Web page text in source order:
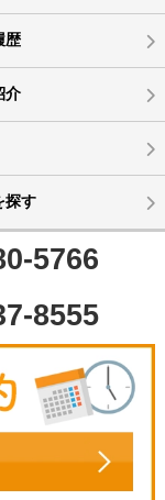
歴
介
探す
5766
8555